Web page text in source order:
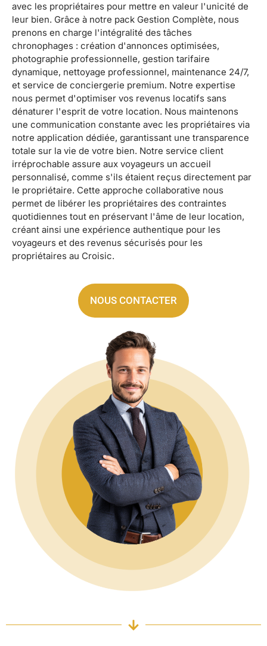
avec les propriétaires pour mettre en valeur l'unicité de
leur bien. Grâce à notre pack Gestion Complète, nous
prenons en charge l'intégralité des tâches
chronophages : création d'annonces optimisées,
photographie professionnelle, gestion tarifaire
dynamique, nettoyage professionnel, maintenance 24/7,
et service de conciergerie premium. Notre expertise
nous permet d'optimiser vos revenus locatifs sans
dénaturer l'esprit de votre location. Nous maintenons
une communication constante avec les propriétaires via
notre application dédiée, garantissant une transparence
totale sur la vie de votre bien. Notre service client
irréprochable assure aux voyageurs un accueil
personnalisé, comme s'ils étaient reçus directement par
le propriétaire. Cette approche collaborative nous
permet de libérer les propriétaires des contraintes
quotidiennes tout en préservant l'âme de leur location,
créant ainsi une expérience authentique pour les
voyageurs et des revenus sécurisés pour les
propriétaires au Croisic.
NOUS CONTACTER